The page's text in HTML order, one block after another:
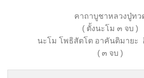
คาถาบูชาหลวงปู่ทว
( ตั้งนะโม ๓ จบ )
นะโม โพธิสัตโต อาคันติมายะ
( ๓ จบ )